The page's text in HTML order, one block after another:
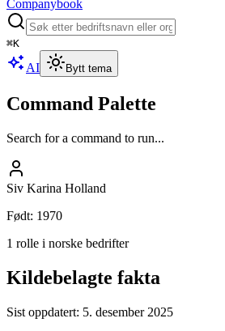
Companybook
⌘K
AI Bytt tema
Command Palette
Search for a command to run...
Siv Karina Holland
Født: 1970
1 rolle i norske bedrifter
Kildebelagte fakta
Sist oppdatert: 5. desember 2025